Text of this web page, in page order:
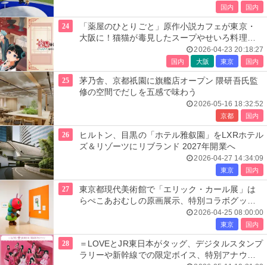
国内 国内
24
「薬屋のひとりごと」原作小説カフェが東京・
大阪に！猫猫が毒見したスープやせいろ料理な
2026-04-23 20:18:27
国内 大阪 東京 国内
25
茅乃舎、京都祇園に旗艦店オープン 隈研吾氏監
修の空間でだしを五感で味わう
2026-05-16 18:32:52
京都 国内
26
ヒルトン、目黒の「ホテル雅叙園」をLXRホテル
ズ＆リゾーツにリブランド 2027年開業へ
2026-04-27 14:34:09
東京 国内
27
東京都現代美術館で「エリック・カール展」は
らぺこあおむしの原画展示、特別コラボグッズ
2026-04-25 08:00:00
東京 国内
28
＝LOVEとJR東日本がタッグ、デジタルスタンプ
ラリーや新幹線での限定ボイス、特別アナウン